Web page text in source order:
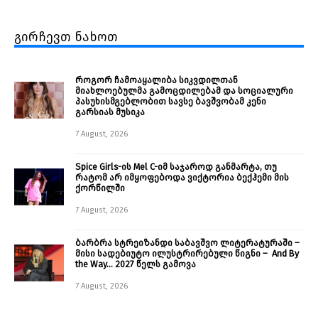
გირჩევთ ნახოთ
როგორ ჩამოაყალიბა სიკვდილთან
მიახლოებულმა გამოცდილებამ და სოციალური
პასუხისმგებლობით სავსე ბავშვობამ კენი
გარსიას მუსიკა
7 August, 2026
Spice Girls-ის Mel C-იმ საჯაროდ განმარტა, თუ
რატომ არ იმყოფებოდა ვიქტორია ბექჰემი მის
ქორწილში
7 August, 2026
ბარბრა სტრეიზანდი საბავშვო ლიტერატურაში –
მისი სადებიუტო ილუსტრირებული წიგნი – And By
the Way… 2027 წელს გამოვა
7 August, 2026